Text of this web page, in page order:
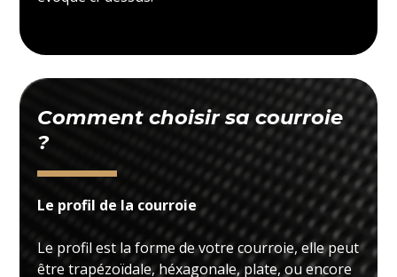
Comment choisir sa courroie
?
Le profil de la courroie
Le profil est la forme de votre courroie, elle peut
être trapézoïdale, héxagonale, plate, ou encore